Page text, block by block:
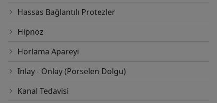
Hassas Bağlantılı Protezler
Hipnoz
Horlama Apareyi
Inlay - Onlay (Porselen Dolgu)
Kanal Tedavisi